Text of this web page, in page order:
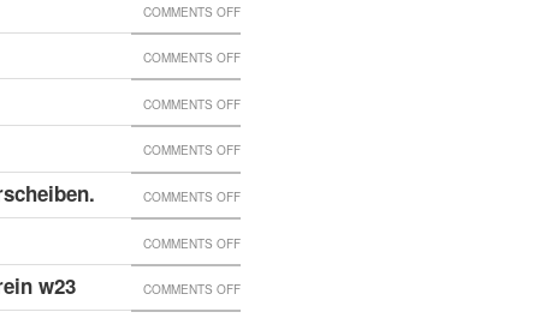
NEN
RSS
ONLINE!
WIEN!
COMMENTS OFFON
PRINT
#3
COMMENTS OFFON
COMMENTS OFFON
SCHREIBWERKSTATT
COMMENTS OFFON
FONDA
//
//
COMMENTS OFFON
STATEMENT
ZU
COMMENTS OFFON
FEBRUAR
w23 COMMENTS OFFON